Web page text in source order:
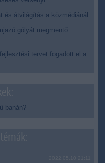
és átvilágítás a közmédiánál
gólyát megmentő
tervet fogadott el a
banán?